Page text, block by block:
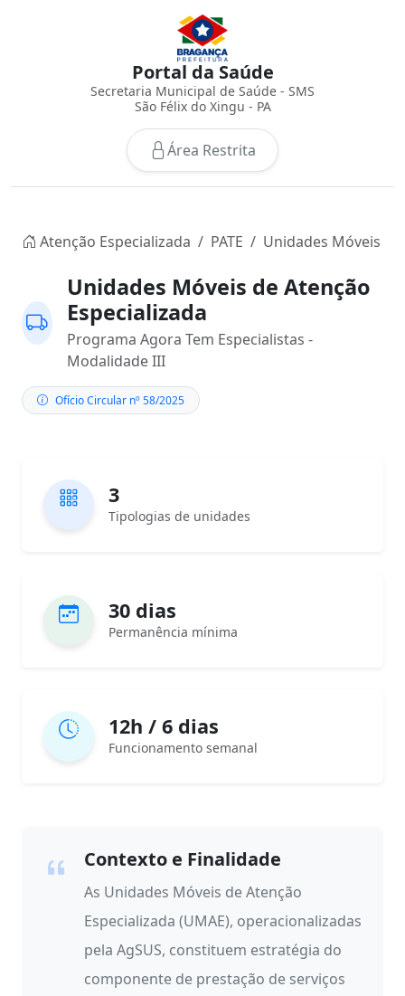
Portal da Saúde
Secretaria Municipal de Saúde - SMS
São Félix do Xingu - PA
Área Restrita
Atenção Especializada PATE Unidades Móveis
Unidades Móveis de Atenção
Especializada
Programa Agora Tem Especialistas -
Modalidade III
Ofício Circular nº 58/2025
3
Tipologias de unidades
30 dias
Permanência mínima
12h / 6 dias
Funcionamento semanal
Contexto e Finalidade
As Unidades Móveis de Atenção
Especializada (UMAE), operacionalizadas
pela AgSUS, constituem estratégia do
componente de prestação de serviços